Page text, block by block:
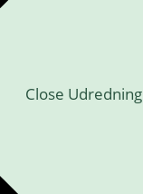
Close Udredning